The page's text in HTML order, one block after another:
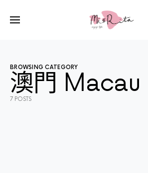
BROWSING CATEGORY
澳門 Macau
7 POSTS